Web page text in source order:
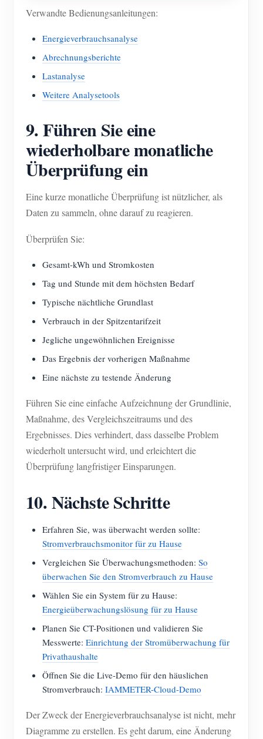
Verwandte Bedienungsanleitungen:
Energieverbrauchsanalyse
Abrechnungsberichte
Lastanalyse
Weitere Analysetools
9. Führen Sie eine
wiederholbare monatliche
Überprüfung ein
Eine kurze monatliche Überprüfung ist nützlicher, als
Daten zu sammeln, ohne darauf zu reagieren.
Überprüfen Sie:
Gesamt-kWh und Stromkosten
Tag und Stunde mit dem höchsten Bedarf
Typische nächtliche Grundlast
Verbrauch in der Spitzentarifzeit
Jegliche ungewöhnlichen Ereignisse
Das Ergebnis der vorherigen Maßnahme
Eine nächste zu testende Änderung
Führen Sie eine einfache Aufzeichnung der Grundlinie,
Maßnahme, des Vergleichszeitraums und des
Ergebnisses. Dies verhindert, dass dasselbe Problem
wiederholt untersucht wird, und erleichtert die
Überprüfung langfristiger Einsparungen.
10. Nächste Schritte
Erfahren Sie, was überwacht werden sollte:
Stromverbrauchsmonitor für zu Hause
Vergleichen Sie Überwachungsmethoden: So
überwachen Sie den Stromverbrauch zu Hause
Wählen Sie ein System für zu Hause:
Energieüberwachungslösung für zu Hause
Planen Sie CT-Positionen und validieren Sie
Messwerte: Einrichtung der Stromüberwachung für
Privathaushalte
Öffnen Sie die Live-Demo für den häuslichen
Stromverbrauch: IAMMETER-Cloud-Demo
Der Zweck der Energieverbrauchsanalyse ist nicht, mehr
Diagramme zu erstellen. Es geht darum, eine Änderung